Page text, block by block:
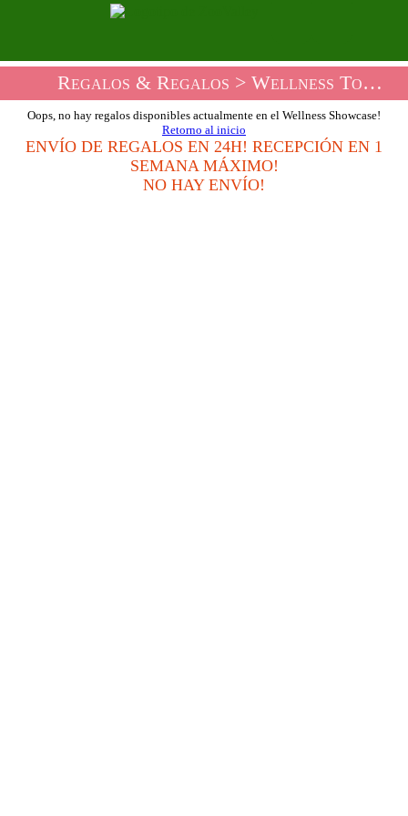
Regalos & Regalos > Wellness Tombolas Shop
Oops, no hay regalos disponibles actualmente en el Wellness Showcase!
Retorno al inicio
ENVÍO DE REGALOS EN 24H! RECEPCIÓN EN 1
SEMANA MÁXIMO!
NO HAY ENVÍO!